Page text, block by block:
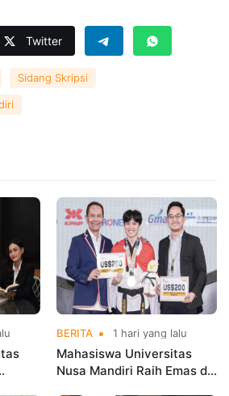
Twitter
Sidang Skripsi
BERITA 1 hari yang lalu
Mahasiswa Universitas
Nusa Mandiri Raih Emas di